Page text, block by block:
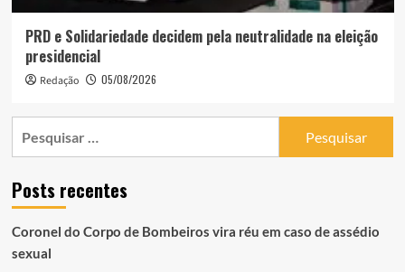
PRD e Solidariedade decidem pela neutralidade na eleição
presidencial
Redação 05/08/2026
Posts recentes
Coronel do Corpo de Bombeiros vira réu em caso de assédio
sexual